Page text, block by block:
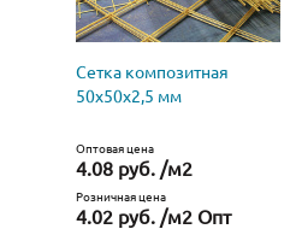
Сетка композитная
50х50х2,5 мм
Оптовая цена
4.08 руб. /м2
Розничная цена
4.02 руб. /м2 Опт